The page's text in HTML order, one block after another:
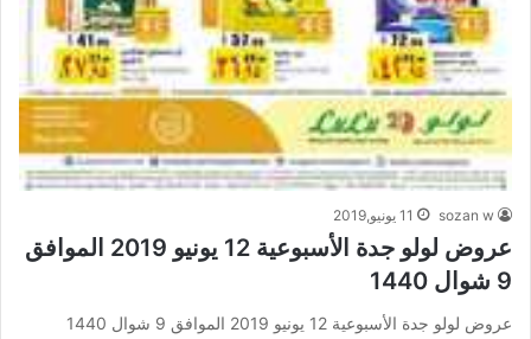
sozan w 11 يونيو,2019
عروض لولو جدة الأسبوعية 12 يونيو 2019 الموافق
9 شوال 1440
عروض لولو جدة الأسبوعية 12 يونيو 2019 الموافق 9 شوال 1440